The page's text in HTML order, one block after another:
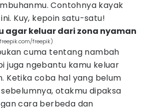
Contohnya kayak
Kuy, kepoin satu-satu!
agar keluar dari zona nyaman
freepik)
cuma tentang nambah
juga ngebantu kamu keluar
Ketika coba hal yang belum
otakmu dipaksa
cara berbeda dan